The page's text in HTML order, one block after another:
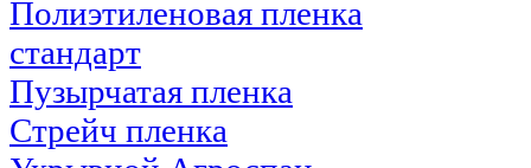
Полиэтиленовая пленка
стандарт
Пузырчатая пленка
Стрейч пленка